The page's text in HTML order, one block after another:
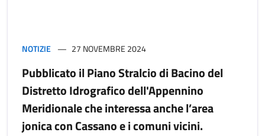
NOTIZIE 27 NOVEMBRE 2024
Pubblicato il Piano Stralcio di Bacino del
Distretto Idrografico dell'Appennino
Meridionale che interessa anche l’area
jonica con Cassano e i comuni vicini.